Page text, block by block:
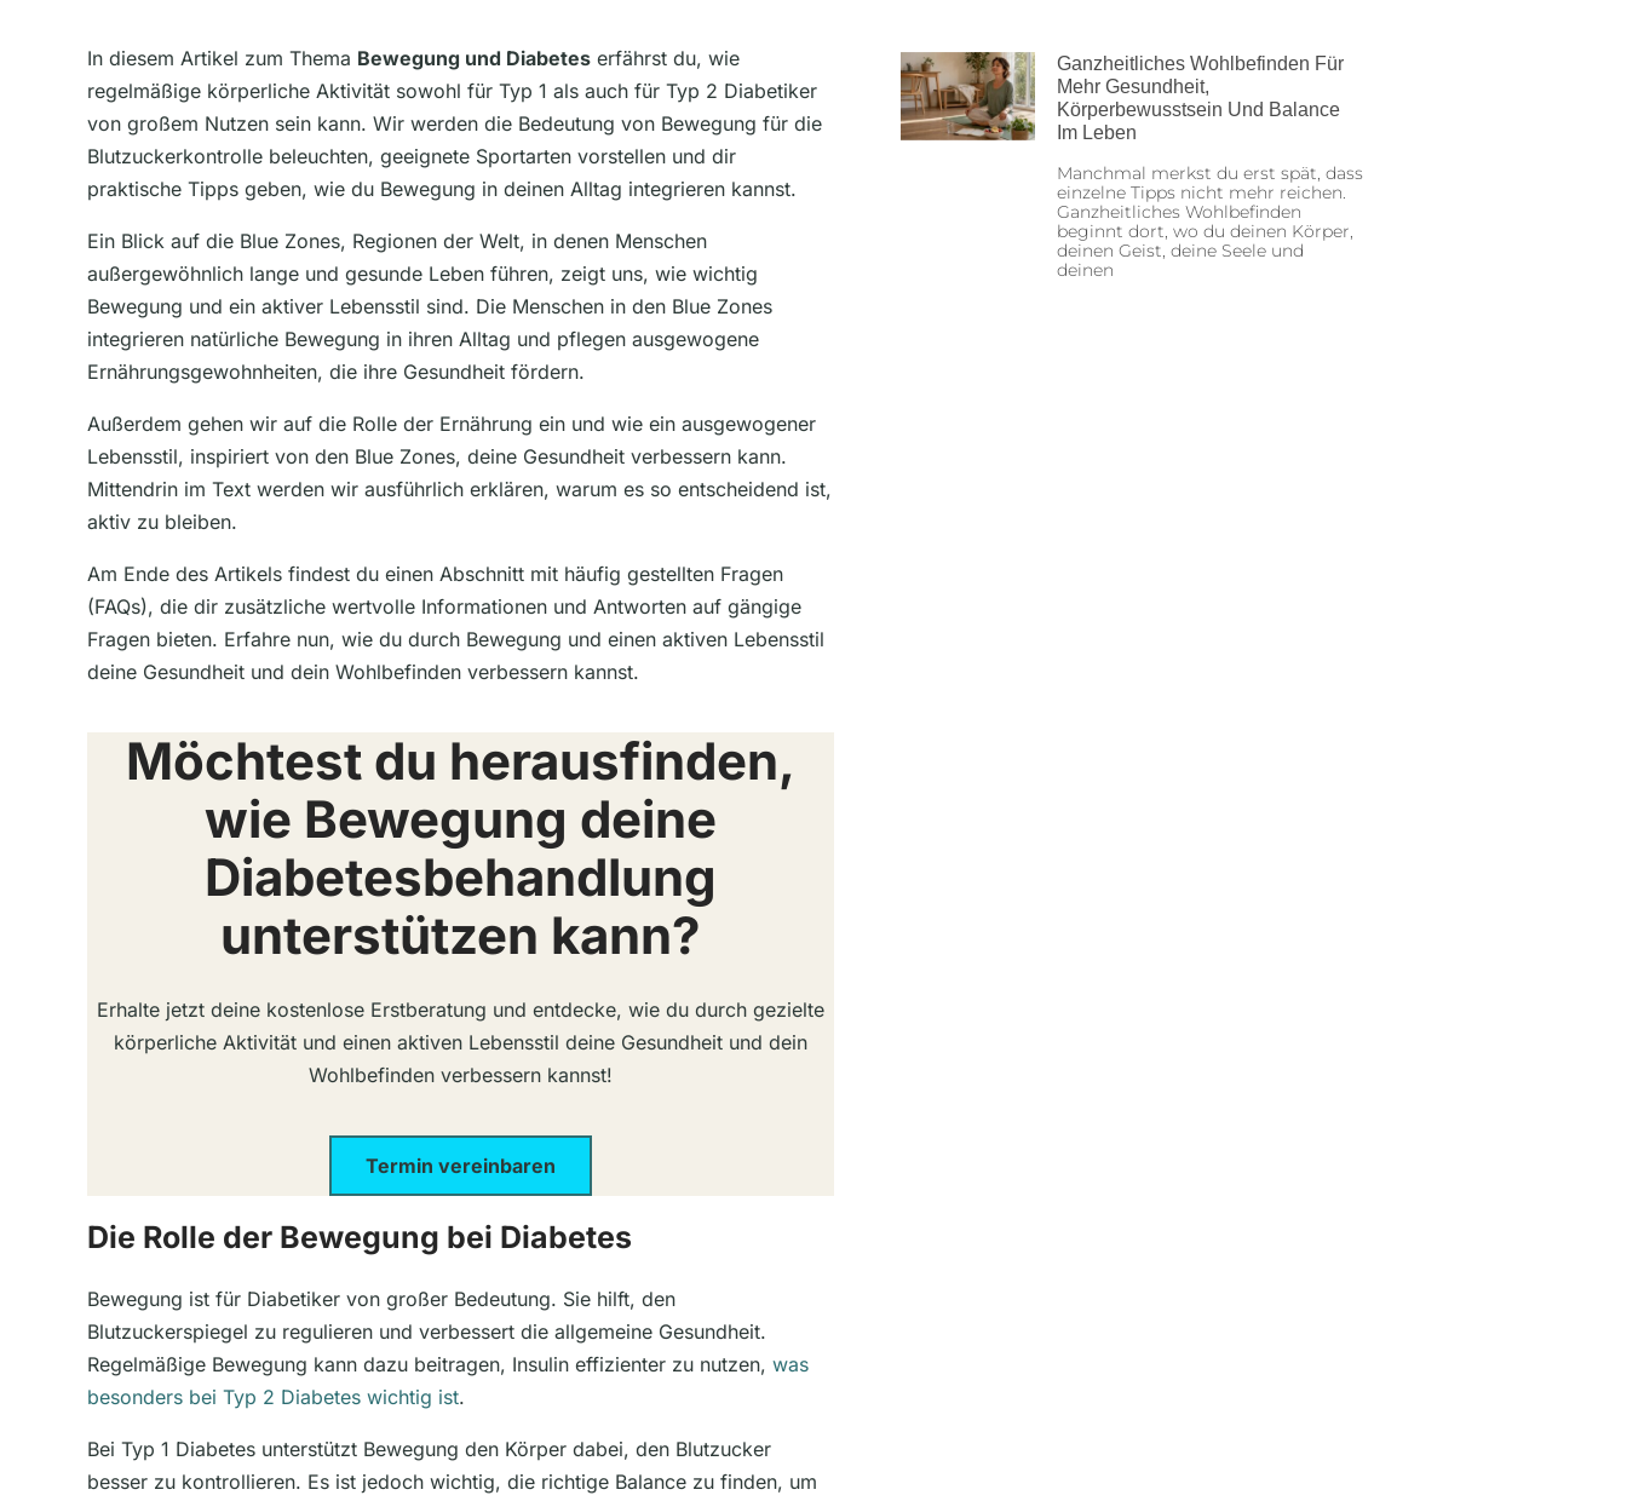
In diesem Artikel zum Thema Bewegung und Diabetes erfährst du, wie
regelmäßige körperliche Aktivität sowohl für Typ 1 als auch für Typ 2 Diabetiker
von großem Nutzen sein kann. Wir werden die Bedeutung von Bewegung für die
Blutzuckerkontrolle beleuchten, geeignete Sportarten vorstellen und dir
praktische Tipps geben, wie du Bewegung in deinen Alltag integrieren kannst.
Ein Blick auf die Blue Zones, Regionen der Welt, in denen Menschen
außergewöhnlich lange und gesunde Leben führen, zeigt uns, wie wichtig
Bewegung und ein aktiver Lebensstil sind. Die Menschen in den Blue Zones
integrieren natürliche Bewegung in ihren Alltag und pflegen ausgewogene
Ernährungsgewohnheiten, die ihre Gesundheit fördern.
Außerdem gehen wir auf die Rolle der Ernährung ein und wie ein ausgewogener
Lebensstil, inspiriert von den Blue Zones, deine Gesundheit verbessern kann.
Mittendrin im Text werden wir ausführlich erklären, warum es so entscheidend ist,
aktiv zu bleiben.
Am Ende des Artikels findest du einen Abschnitt mit häufig gestellten Fragen
(FAQs), die dir zusätzliche wertvolle Informationen und Antworten auf gängige
Fragen bieten. Erfahre nun, wie du durch Bewegung und einen aktiven Lebensstil
deine Gesundheit und dein Wohlbefinden verbessern kannst.
Möchtest du herausfinden,
wie Bewegung deine
Diabetesbehandlung
unterstützen kann?
Erhalte jetzt deine kostenlose Erstberatung und entdecke, wie du durch gezielte
körperliche Aktivität und einen aktiven Lebensstil deine Gesundheit und dein
Wohlbefinden verbessern kannst!
Termin vereinbaren
Die Rolle der Bewegung bei Diabetes
Bewegung ist für Diabetiker von großer Bedeutung. Sie hilft, den
Blutzuckerspiegel zu regulieren und verbessert die allgemeine Gesundheit.
Regelmäßige Bewegung kann dazu beitragen, Insulin effizienter zu nutzen, was
besonders bei Typ 2 Diabetes wichtig ist.
Bei Typ 1 Diabetes unterstützt Bewegung den Körper dabei, den Blutzucker
besser zu kontrollieren. Es ist jedoch wichtig, die richtige Balance zu finden, um
Ganzheitliches Wohlbefinden Für
Mehr Gesundheit,
Körperbewusstsein Und Balance
Im Leben
Manchmal merkst du erst spät, dass
einzelne Tipps nicht mehr reichen.
Ganzheitliches Wohlbefinden
beginnt dort, wo du deinen Körper,
deinen Geist, deine Seele und
deinen